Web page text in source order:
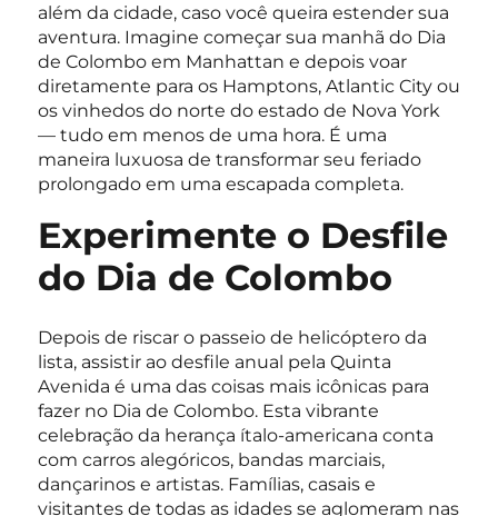
além da cidade, caso você queira estender sua
aventura. Imagine começar sua manhã do Dia
de Colombo em Manhattan e depois voar
diretamente para os Hamptons, Atlantic City ou
os vinhedos do norte do estado de Nova York
— tudo em menos de uma hora. É uma
maneira luxuosa de transformar seu feriado
prolongado em uma escapada completa.
Experimente o Desfile
do Dia de Colombo
Depois de riscar o passeio de helicóptero da
lista, assistir ao desfile anual pela Quinta
Avenida é uma das coisas mais icônicas para
fazer no Dia de Colombo. Esta vibrante
celebração da herança ítalo-americana conta
com carros alegóricos, bandas marciais,
dançarinos e artistas. Famílias, casais e
visitantes de todas as idades se aglomeram nas